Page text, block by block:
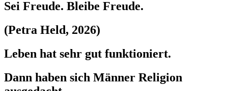
Sei Freude. Bleibe Freude.
(Petra Held, 2026)
Leben hat sehr gut funktioniert.
Dann haben sich Männer Religion